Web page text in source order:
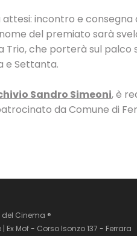
attesi: incontro e
del premiato sarà
che porterà sul palco
e Settanta.
Sandro Simeoni, è
da Comune di
del Cinema ®
Ex Mof - Corso Isonzo 137 - Ferrara